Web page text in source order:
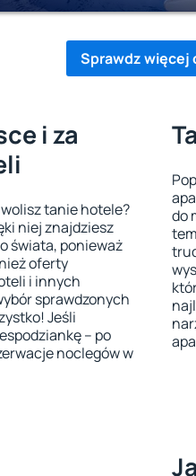
Sprawdz więcej
i za
tanie hotele?
niej znajdziesz
świata, ponieważ
oferty
i innych
sprawdzonych
Jeśli
– po
noclegów w
do